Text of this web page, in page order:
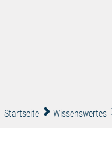
Startseite Wissenswertes